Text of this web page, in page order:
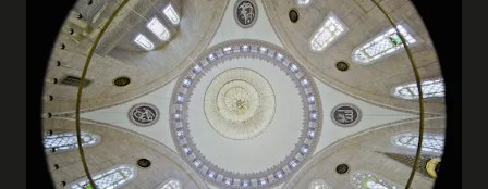
Stili architettonici
Elementi architettonici
Architetti e autori
Gallerie a tema